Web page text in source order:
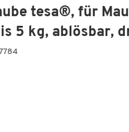
tesa®, für
5 kg, ablösbar,